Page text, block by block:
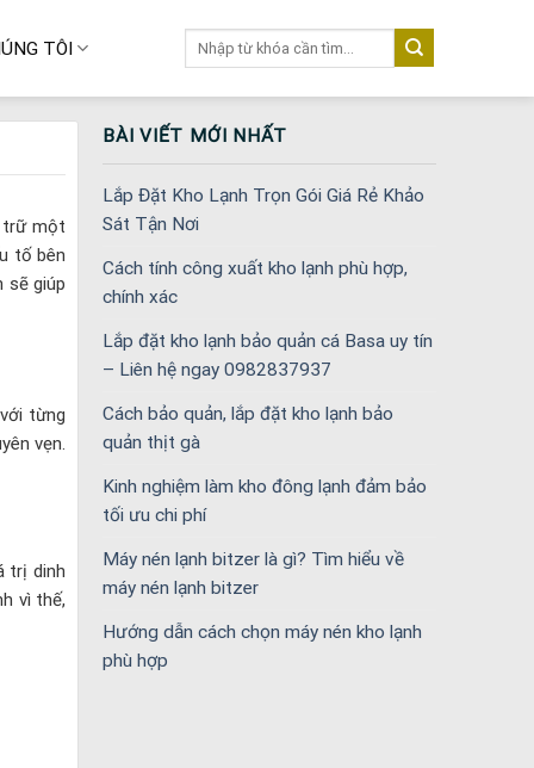
TÔI
Tìm
trữ một
tố bên
sẽ giúp
từng
vẹn.
trị dinh
vì thế,
BÀI VIẾT MỚI NHẤT
Lắp Đặt Kho Lạnh Trọn Gói Giá Rẻ Khảo
Sát Tận Nơi
Cách tính công xuất kho lạnh phù hợp,
chính xác
Lắp đặt kho lạnh bảo quản cá Basa uy tín
– Liên hệ ngay 0982837937
Cách bảo quản, lắp đặt kho lạnh bảo
quản thịt gà
Kinh nghiệm làm kho đông lạnh đảm bảo
tối ưu chi phí
Máy nén lạnh bitzer là gì? Tìm hiểu về
máy nén lạnh bitzer
Hướng dẫn cách chọn máy nén kho lạnh
phù hợp